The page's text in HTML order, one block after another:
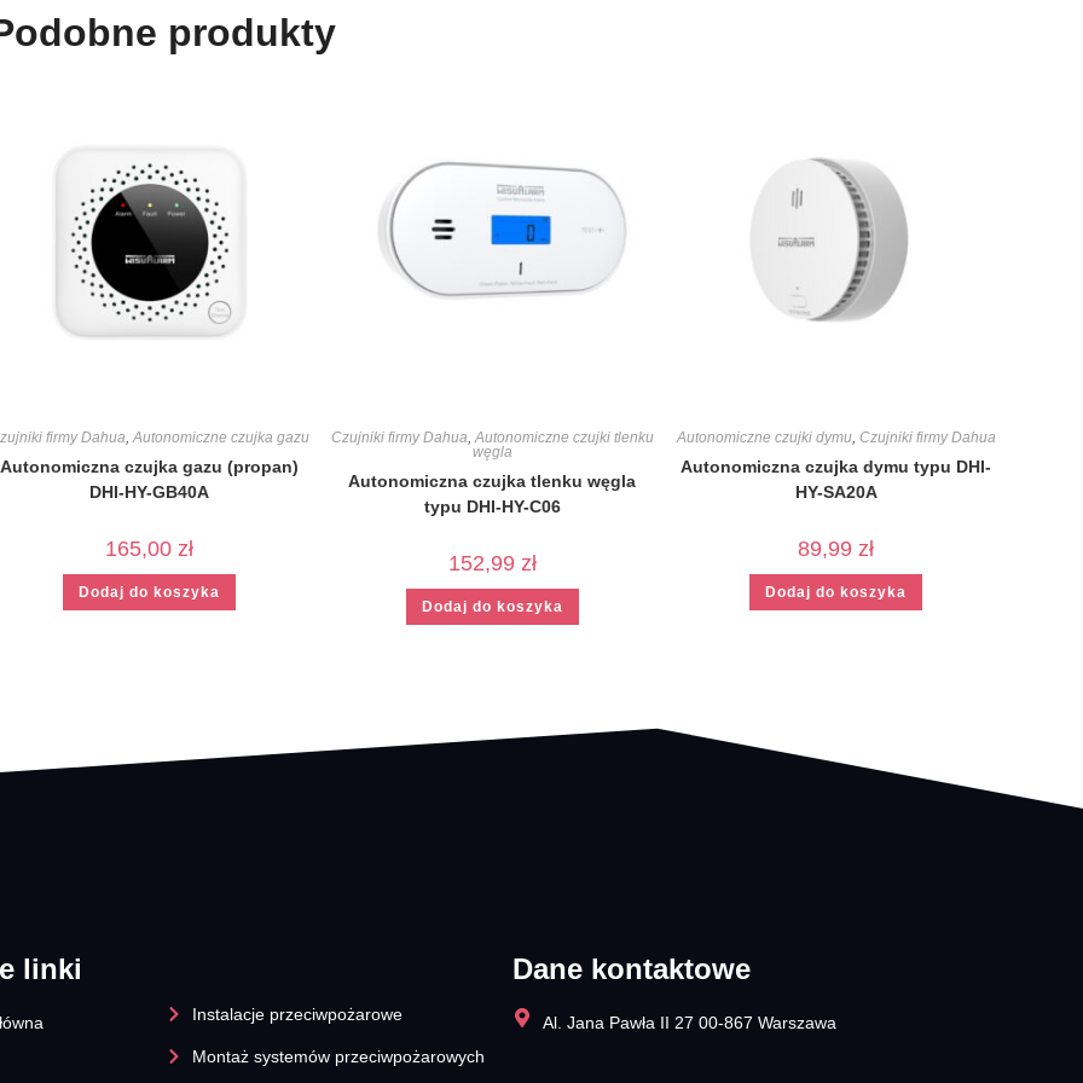
produkty
firmy Dahua,Autonomiczne czujka gazu
Autonomiczna czujka gazu (propan)
DHI-HY-GB40A
165,00 zł
Dodaj do koszyka
Czujniki firmy Dahua,Autonomiczne czujki tlenku
węgla
Autonomiczna czujka tlenku węgla
typu DHI-HY-C06
152,99 zł
Dodaj do koszyka
Autonomiczne czujki dymu, Czujniki firmy Dahua
Autonomiczna czujka dymu typu DHI-
HY-SA20A
89,99zł
Dodaj do koszyka
linki
Instalacje przeciwpożarowe
Montaż systemów przeciwpożarowych
Dane kontaktowe
Al. Jana Pawła II 27 00-867 Warszawa